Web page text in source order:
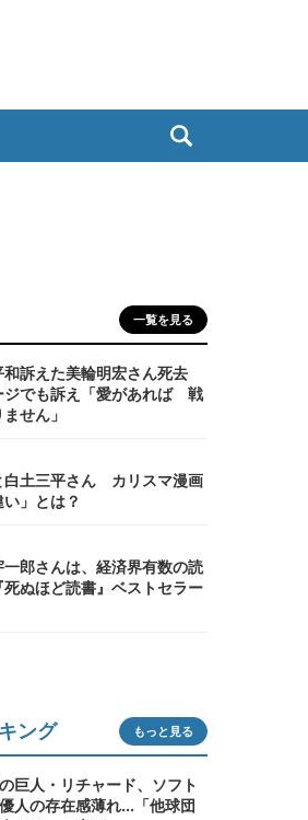
一覧を見る
和訴えた美輪明宏さん死去
ジでも訴え「愛があれば 戦
せん」
白土三平さん カリスマ漫画
」とは？
郎さんは、経済界有数の読
ぬほど読書』ベストセラー
ング もっと見る
巨人・リチャード、ソフト
人の存在感薄れ...「他球団